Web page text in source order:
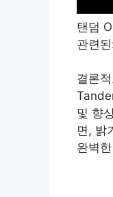
탠덤
관련
결론
및 향
면, 밝
완벽